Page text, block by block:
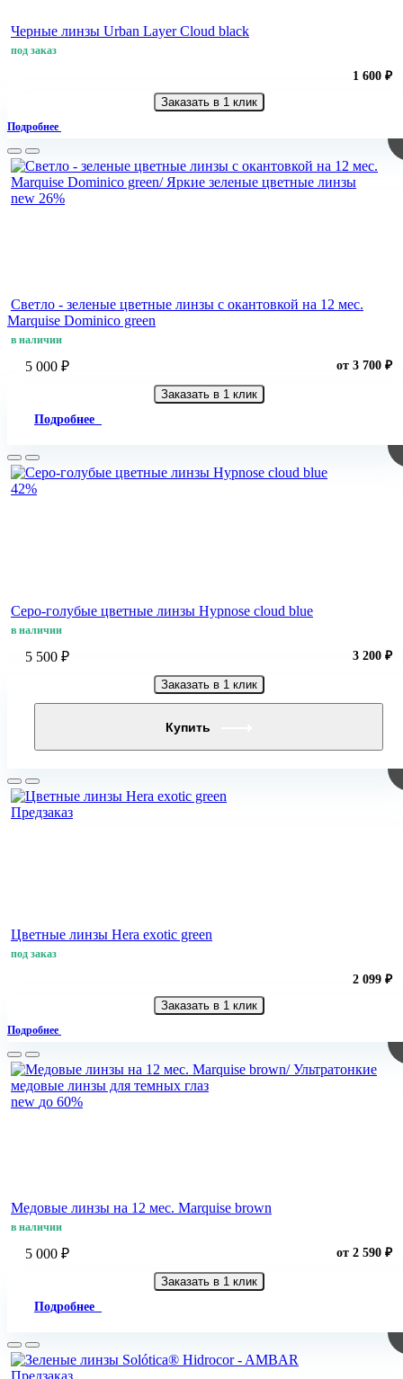
Черные линзы Urban Layer Cloud black
под заказ
1 600 ₽
Заказать в 1 клик
Подробнее
new 26%
Светло - зеленые цветные линзы c окантовкой на 12 мес.
Marquise Dominico green
в наличии
5 000 ₽ от 3 700 ₽
Заказать в 1 клик
Подробнее
42%
Серо-голубые цветные линзы Hypnose cloud blue
в наличии
5 500 ₽ 3 200 ₽
Заказать в 1 клик
Предзаказ
Цветные линзы Hera exotic green
под заказ
2 099 ₽
Заказать в 1 клик
Подробнее
new до 60%
Медовые линзы на 12 мес. Marquise brown
в наличии
5 000 ₽ от 2 590 ₽
Заказать в 1 клик
Подробнее